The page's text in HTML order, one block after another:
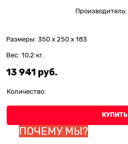
Производитель:
Размеры: 350 x 250 x 183
Вес: 10,2 кг.
13 941 руб.
Количество:
КУПИТЬ
ПОЧЕМУ МЫ?